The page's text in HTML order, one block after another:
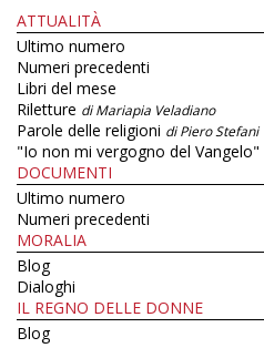
ATTUALITÀ
Ultimo numero
Numeri precedenti
Libri del mese
Riletture di Mariapia Veladiano
Parole delle religioni di Piero Stefani
"Io non mi vergogno del Vangelo"
DOCUMENTI
Ultimo numero
Numeri precedenti
MORALIA
Blog
Dialoghi
IL REGNO DELLE DONNE
Blog